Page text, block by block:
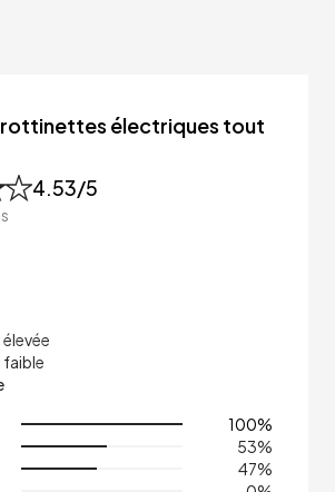
électriques tout
4.53/5
faible
100%
53%
47%